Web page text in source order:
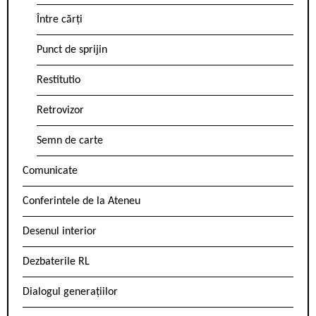
Între cărți
Punct de sprijin
Restitutio
Retrovizor
Semn de carte
Comunicate
Conferintele de la Ateneu
Desenul interior
Dezbaterile RL
Dialogul generațiilor